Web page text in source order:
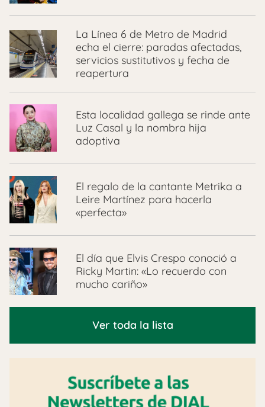
La Línea 6 de Metro de Madrid
echa el cierre: paradas afectadas,
servicios sustitutivos y fecha de
reapertura
Esta localidad gallega se rinde ante
Luz Casal y la nombra hija
adoptiva
El regalo de la cantante Metrika a
Leire Martínez para hacerla
«perfecta»
El día que Elvis Crespo conoció a
Ricky Martin: «Lo recuerdo con
mucho cariño»
Ver toda la lista